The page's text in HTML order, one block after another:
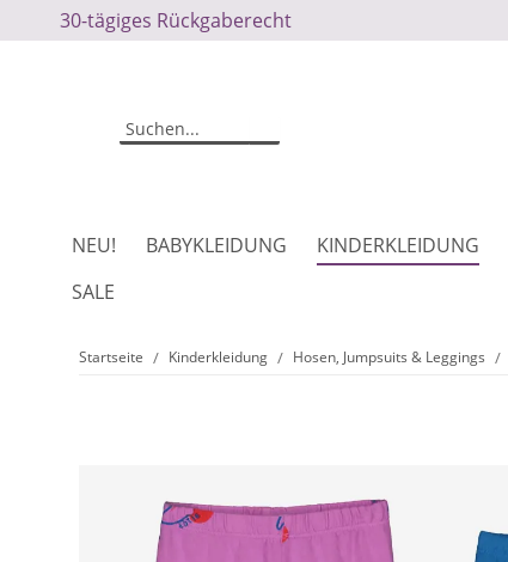
30-tägiges Rückgaberecht
NEU! BABYKLEIDUNG KINDERKLEIDUNG
SALE
Startseite Kinderkleidung Hosen, Jumpsuits & Leggings